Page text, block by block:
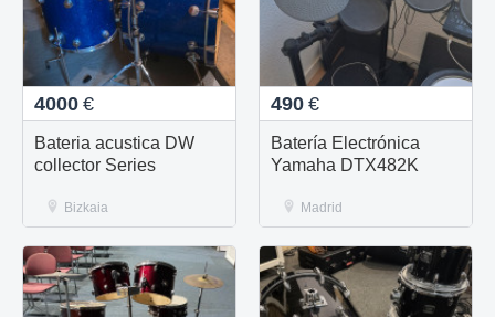
4000 €
Bateria acustica DW
collector Series
Bizkaia
490 €
Batería Electrónica
Yamaha DTX482K
Madrid